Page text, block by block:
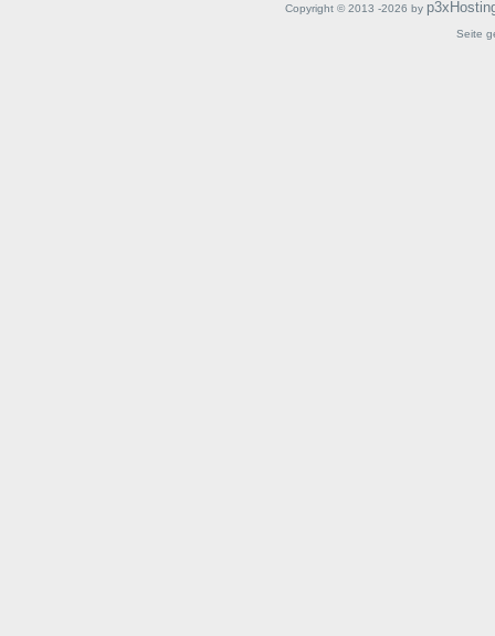
Copyright © 2013 -2026 by
Seite